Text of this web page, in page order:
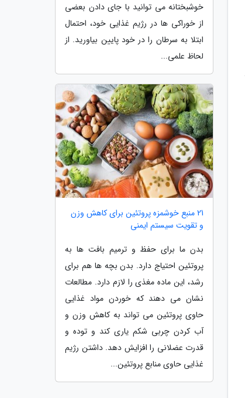
خوشبختانه می توانید با جای دادن بعضی
از خوراکی ها در رژیم غذایی خود، احتمال
ابتلا به سرطان را در خود پایین بیاورید. از
لحاظ علمی...
21 منبع خوشمزه پروتئین برای کاهش وزن
و تقویت سیستم ایمنی
بدن ما برای حفظ و ترمیم بافت ها به
پروتئین احتیاج دارد. بدن بچه ها هم برای
رشد، این ماده مغذی را لازم دارد. مطالعات
نشان می دهند که خوردن مواد غذایی
حاوی پروتئین می تواند به کاهش وزن و
آب کردن چربی شکم یاری کند و توده و
قدرت عضلانی را افزایش دهد. داشتن رژیم
غذایی حاوی منابع پروتئین...